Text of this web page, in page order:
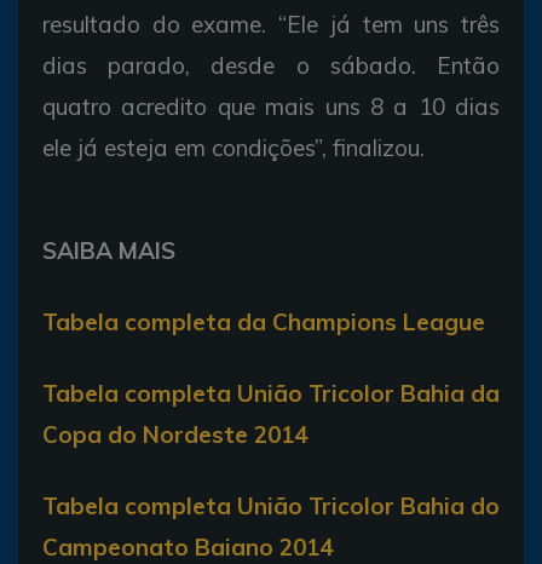
resultado do exame. “Ele já tem uns três
dias parado, desde o sábado. Então
quatro acredito que mais uns 8 a 10 dias
ele já esteja em condições”, finalizou.
SAIBA MAIS
Tabela completa da Champions League
Tabela completa União Tricolor Bahia da
Copa do Nordeste 2014
Tabela completa União Tricolor Bahia do
Campeonato Baiano 2014